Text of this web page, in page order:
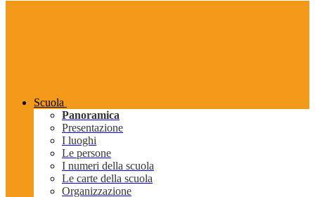
Scuola
Panoramica
Presentazione
I luoghi
Le persone
I numeri della scuola
Le carte della scuola
Organizzazione